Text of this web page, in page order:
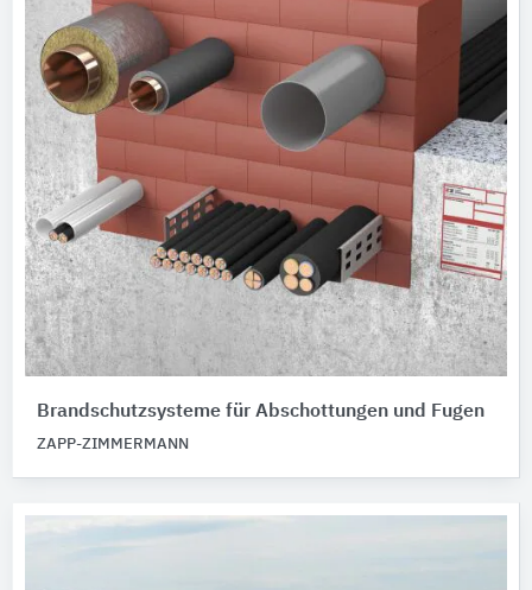
Brandschutzsysteme für Abschottungen und Fugen
ZAPP-ZIMMERMANN